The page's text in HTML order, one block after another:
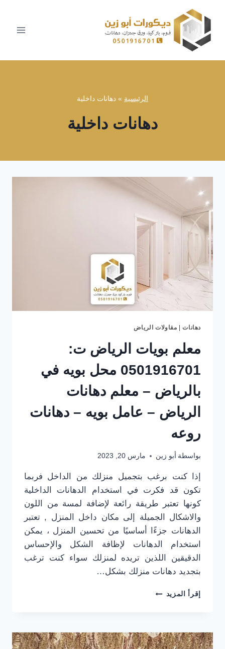
المحتوى
الرئيسية » دهانات داخلية
دهانات داخلية
دهانات| مقاولات الرياض
معلم بويات الرياض ت:
0501916701 محل بويه في
بالرياض – معلم دهانات
الرياض – عامل بويه – دهانات
روعه
بواسطة أبو زين مارس 20, 2023
إذا كنت برغب بتجميل منزلك من الداخل فربما
تكون قد فكرت في استخدام الدهانات الداخلية
كونها تعتبر طريقة رائعة لإضافة لمسة من اللون
والاشكال الجميلة إلى مكان داخل المنزل , تعتبر
الدهانات جزءًا أساسيًا من تحسين المنزل ، يمكن
استخدام الدهانات لإظافة الشكل والإحساس
الدقيقين اللذين تريده لمنزلك سواء كنت ترغب
بتجديد دهانات منزلك بشكل…
إقرأ المزيد معلم
0501916701
محل